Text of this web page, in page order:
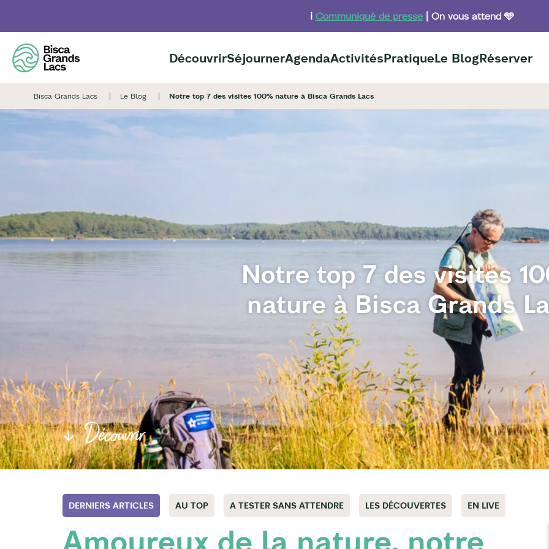
contenu
principal
ℹ️ Communiqué de presse| On vous attend 🩵
DécouvrirSéjournerAgendaActivitésPratiqueLe BlogRéserver
Bisca Grands Lacs Le Blog Notre top 7 des visites 100% nature à Bisca Grands Lacs
Notre top 7 des visites
nature à Bisca Grands
Découvrir
DERNIERS ARTICLES AU TOP A TESTER SANS ATTENDRE LES DÉCOUVERTES EN LIVE
Amoureux de la nature, notre